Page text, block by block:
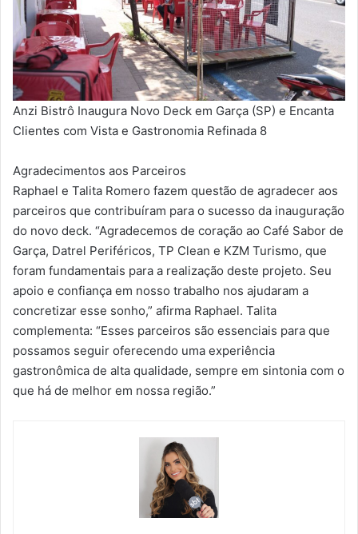
Anzi Bistrô Inaugura Novo Deck em Garça (SP) e Encanta
Clientes com Vista e Gastronomia Refinada 8
Agradecimentos aos Parceiros
Raphael e Talita Romero fazem questão de agradecer aos
parceiros que contribuíram para o sucesso da inauguração
do novo deck. “Agradecemos de coração ao Café Sabor de
Garça, Datrel Periféricos, TP Clean e KZM Turismo, que
foram fundamentais para a realização deste projeto. Seu
apoio e confiança em nosso trabalho nos ajudaram a
concretizar esse sonho,” afirma Raphael. Talita
complementa: “Esses parceiros são essenciais para que
possamos seguir oferecendo uma experiência
gastronômica de alta qualidade, sempre em sintonia com o
que há de melhor em nossa região.”